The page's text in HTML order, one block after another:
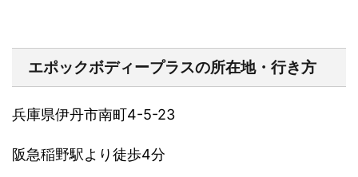
エポックボディープラスの所在地・行き方
兵庫県伊丹市南町4-5-23
阪急稲野駅より徒歩4分